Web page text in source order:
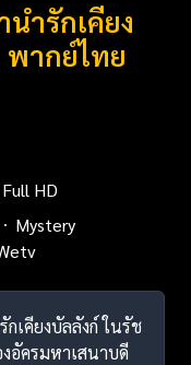
ำรักเคียง
ากย์ไทย
Full HD
Mystery
กเคียงบัลลังก์ ในรัช
อัครมหาเสนาบดี